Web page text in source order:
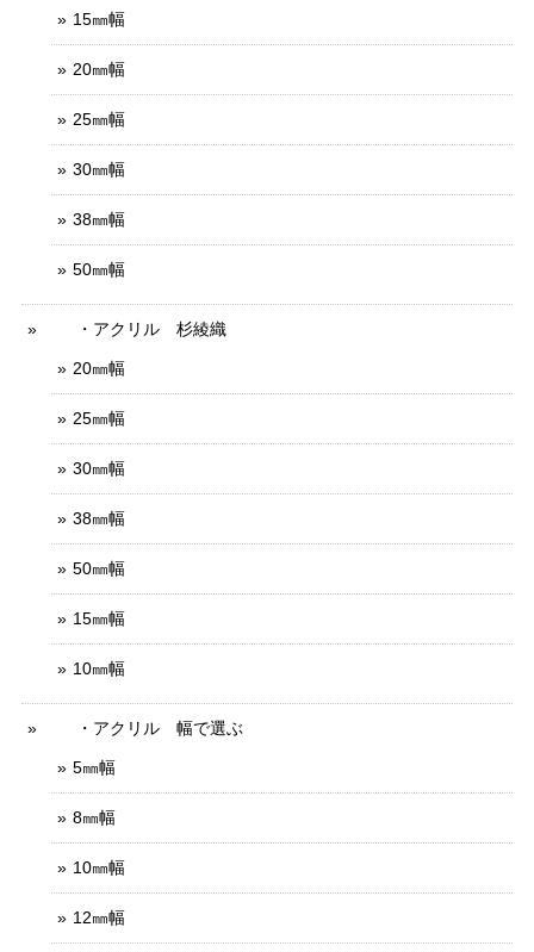
15㎜幅
20㎜幅
25㎜幅
30㎜幅
38㎜幅
50㎜幅
・アクリル 杉綾織
20㎜幅
25㎜幅
30㎜幅
38㎜幅
50㎜幅
15㎜幅
10㎜幅
・アクリル 幅で選ぶ
5㎜幅
8㎜幅
10㎜幅
12㎜幅